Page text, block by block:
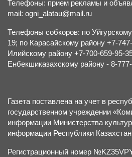
Телефоны: прием рекламы и
mail: ogni_alatau@mail.ru
Телефоны собкоров: по
19; по Карасайскому району +7-
Илийскому району +7-700-659-95-
Енбекшиказахскому району - 8-
Газета поставлена на учет в
государственном учреждении
информации Министерства
информации Республики
Регистрационный номер